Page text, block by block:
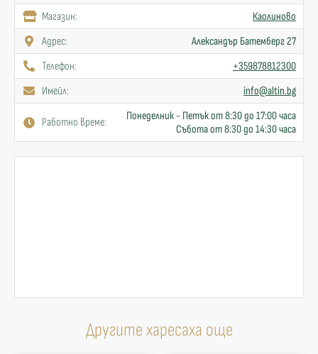
Mагазин:
Каолиново
Адрес:
Александър Батемберг 27
Телефон:
+359878812300
Имейл:
info@altin.bg
Работно време:
Понеделник - Петък от 8:30 до 17:00 часа
Събота от 8:30 до 14:30 часа
Другите харесаха още